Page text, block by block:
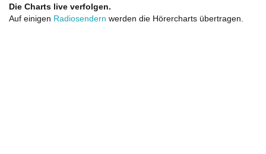
Die Charts live verfolgen.
Auf einigen Radiosendern werden die Hörercharts übertragen.